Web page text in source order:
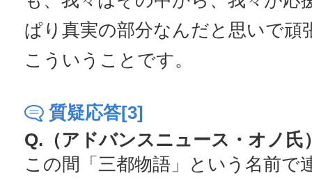
ぱり真実の部分なんだと思いで頑
こういうことです。
質疑応答[3]
Q.（アドバンスニュース・オノ氏
この間「三都物語」という名前で